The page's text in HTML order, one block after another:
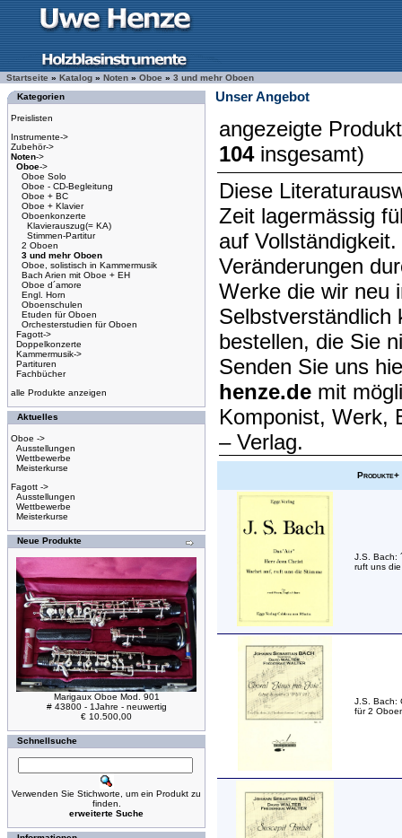
Startseite » Katalog » Noten » Oboe » 3 und mehr Oboen
Kategorien
Preislisten
Instrumente->
Zubehör->
Noten->
Oboe->
Oboe Solo
Oboe - CD-Begleitung
Oboe + BC
Oboe + Klavier
Oboenkonzerte
Klavierauszug(= KA)
Stimmen-Partitur
2 Oboen
3 und mehr Oboen
Oboe, solistisch in Kammermusik
Bach Arien mit Oboe + EH
Oboe d´amore
Engl. Horn
Oboenschulen
Etuden für Oboen
Orchesterstudien für Oboen
Fagott->
Doppelkonzerte
Kammermusik->
Partituren
Fachbücher
alle Produkte anzeigen
Aktuelles
Oboe ->
Ausstellungen
Wettbewerbe
Meisterkurse
Fagott ->
Ausstellungen
Wettbewerbe
Meisterkurse
Neue Produkte
Marigaux Oboe Mod. 901
# 43800 - 1Jahre - neuwertig
€ 10.500,00
Schnellsuche
Verwenden Sie Stichworte, um ein Produkt zu
finden.
erweiterte Suche
Unser Angebot
angezeigte
104insgesamt)
Diese
Zeit lagermässig
auf
Veränderungen
Werke die wir neu
Selbstverständlich
bestellen, die Sie
Senden Sie uns
henze.de mit
Komponist, Werk,
– Verlag.
Produkte+
J.S. Bach:
ruft uns
J.S. Bach:
für 2